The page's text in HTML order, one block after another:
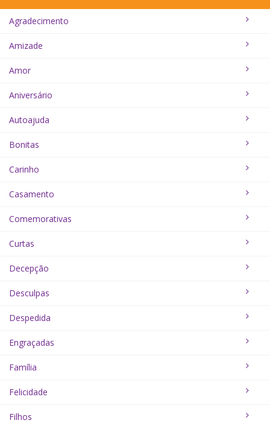
Agradecimento
Amizade
Amor
Aniversário
Autoajuda
Bonitas
Carinho
Casamento
Comemorativas
Curtas
Decepção
Desculpas
Despedida
Engraçadas
Família
Felicidade
Filhos